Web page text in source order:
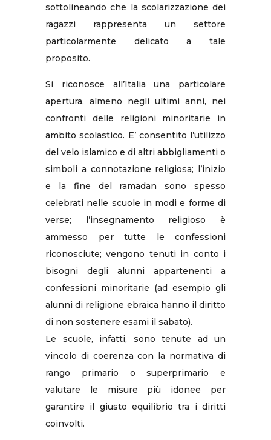
sottolineando che la scolarizzazione dei
ragazzi rappresenta un settore
particolarmente delicato a tale
proposito.
Si riconosce all’Italia una particolare
apertura, almeno negli ultimi anni, nei
confronti delle religioni minoritarie in
ambito scolastico. E’ consentito l’utilizzo
del velo islamico e di altri abbigliamenti o
simboli a connotazione religiosa; l’inizio
e la fine del ramadan sono spesso
celebrati nelle scuole in modi e forme di
verse; l’insegnamento religioso è
ammesso per tutte le confessioni
riconosciute; vengono tenuti in conto i
bisogni degli alunni appartenenti a
confessioni minoritarie (ad esempio gli
alunni di religione ebraica hanno il diritto
di non sostenere esami il sabato).
Le scuole, infatti, sono tenute ad un
vincolo di coerenza con la normativa di
rango primario o superprimario e
valutare le misure più idonee per
garantire il giusto equilibrio tra i diritti
coinvolti.